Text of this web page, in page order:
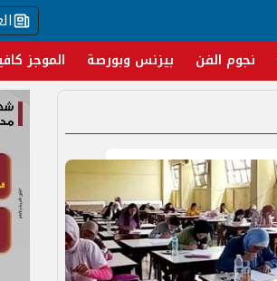
نجوم الفن بيزنس وبورصة الموجز